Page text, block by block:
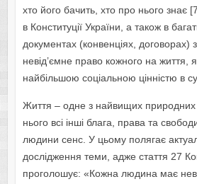
хто його бачить, хто про нього
в Конституції України, а також в
документах (конвенціях, договорах)
невід’ємне право кожного на життя,
найбільшою соціальною цінністю в
Життя – одне з найвищих
нього всі інші блага, права та
людини сенс. У цьому полягає
дослідження теми, адже стаття 27
проголошує: «Кожна людина має